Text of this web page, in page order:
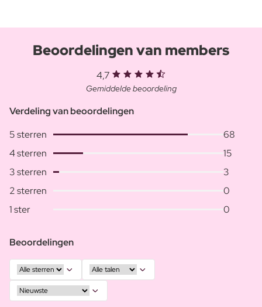
Beoordelingen van members
4,7
Gemiddelde beoordeling
Verdeling van beoordelingen
5 sterren
68
4 sterren
15
3 sterren
3
2 sterren
0
1 ster
0
Beoordelingen